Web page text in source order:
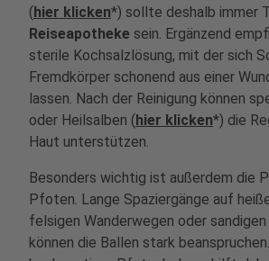
(hier klicken*) sollte deshalb immer
Reiseapotheke sein. Ergänzend
sterile Kochsalzlösung, mit der sich
Fremdkörper schonend aus einer
lassen. Nach der Reinigung können
oder Heilsalben (hier klicken*) die
Haut unterstützen.
Besonders wichtig ist außerdem die
Pfoten. Lange Spaziergänge auf
felsigen Wanderwegen oder
können die Ballen stark